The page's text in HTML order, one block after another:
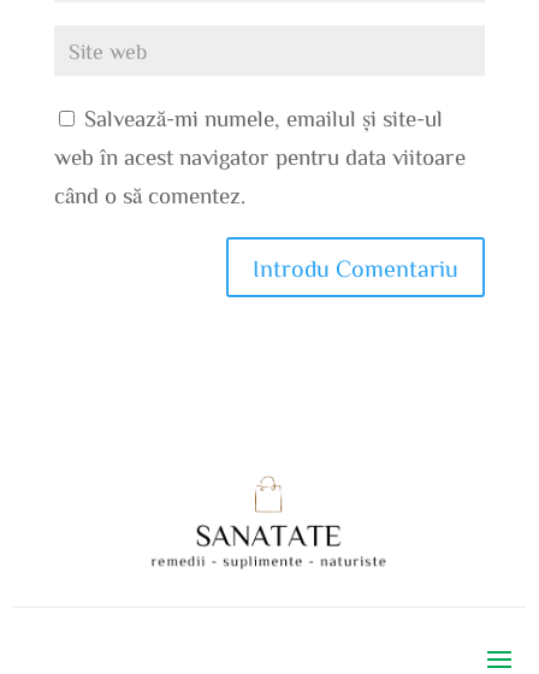
Salvează-mi numele, emailul și site-ul
web în acest navigator pentru data viitoare
când o să comentez.